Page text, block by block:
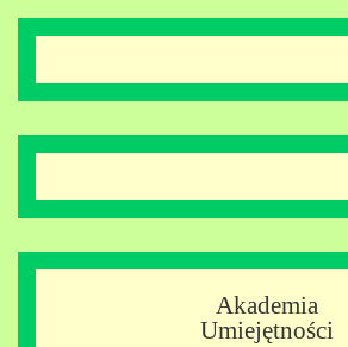
Akademia
Umiejętności